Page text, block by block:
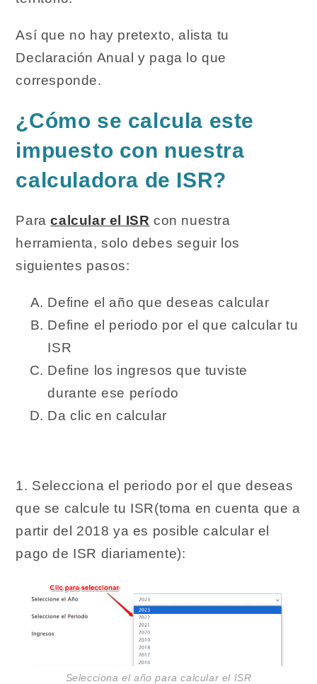
Así que no hay pretexto, alista tu
Declaración Anual y paga lo que
corresponde.
¿Cómo se calcula este
impuesto con nuestra
calculadora de ISR?
Paracalcular el ISR con nuestra
herramienta, solo debes seguir los
siguientes pasos:
Define el año que deseas calcular
Define el periodo por el que calcular tu
ISR
Define los ingresos que tuviste
durante ese período
Da clic en calcular
1. Selecciona el periodo por el que deseas
que se calcule tu ISR(toma en cuenta que a
partir del 2018 ya es posible calcular el
pago de ISR diariamente):
Selecciona el año para calcular el ISR